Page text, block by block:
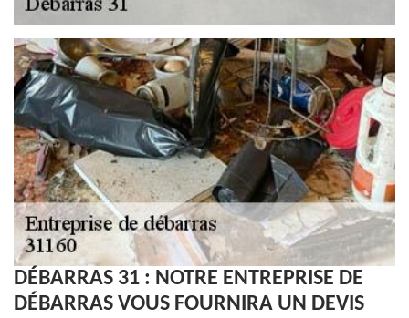
DÉBARRAS 31 : NOTRE ENTREPRISE DE
DÉBARRAS VOUS FOURNIRA UN DEVIS